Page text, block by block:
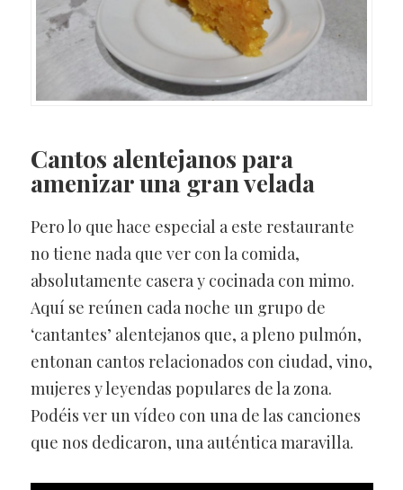
Cantos alentejanos para
amenizar una gran velada
Pero lo que hace especial a este restaurante
no tiene nada que ver con la comida,
absolutamente casera y cocinada con mimo.
Aquí se reúnen cada noche un grupo de
‘cantantes’ alentejanos que, a pleno pulmón,
entonan cantos relacionados con ciudad, vino,
mujeres y leyendas populares de la zona.
Podéis ver un vídeo con una de las canciones
que nos dedicaron, una auténtica maravilla.